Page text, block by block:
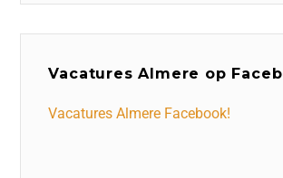
Vacatures Almere op
Vacatures Almere Facebook!